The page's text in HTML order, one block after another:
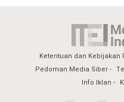
Ketentuan dan Kebijakan
Pedoman Media Siber
Info Iklan